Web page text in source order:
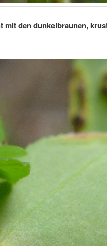
mit den dunkelbraunen,